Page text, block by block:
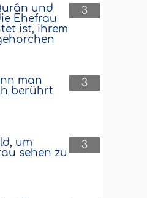
3
und
Ehefrau
ist, ihrem
3
man
berührt
3
um
sehen zu